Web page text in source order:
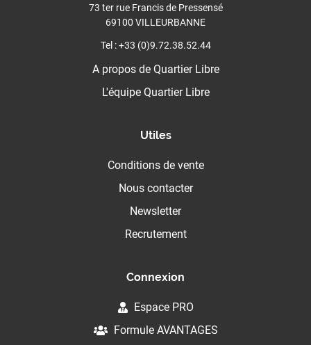
73 ter rue Francis de Pressensé
69100 VILLEURBANNE
Tel : +33 (0)9.72.38.52.44
A propos de Quartier Libre
L'équipe Quartier Libre
Utiles
Conditions de vente
Nous contacter
Newsletter
Recrutement
Connexion
Espace PRO
Formule AVANTAGES